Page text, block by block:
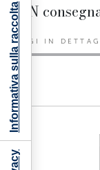
CRN
LEGGI IN
Informativa sulla raccolta